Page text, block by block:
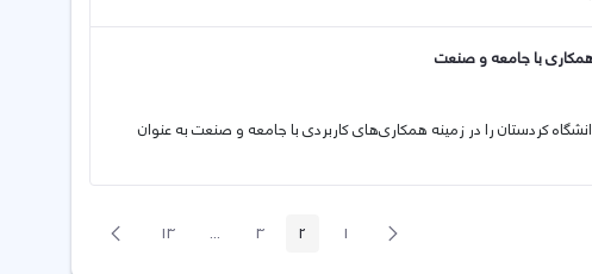
با جامعه و صنعت
۱۴۰۴، چهار عضو هیأت علمی دانشگاه کردستان را در زمینه همکاری‌های کاربردی با جامعه و صنعت به عنوان
پیغام
قبلی صفحه1 صفحه2 صفحه3
...
Intermediate Pages
صفحه13 صفحه
بعد